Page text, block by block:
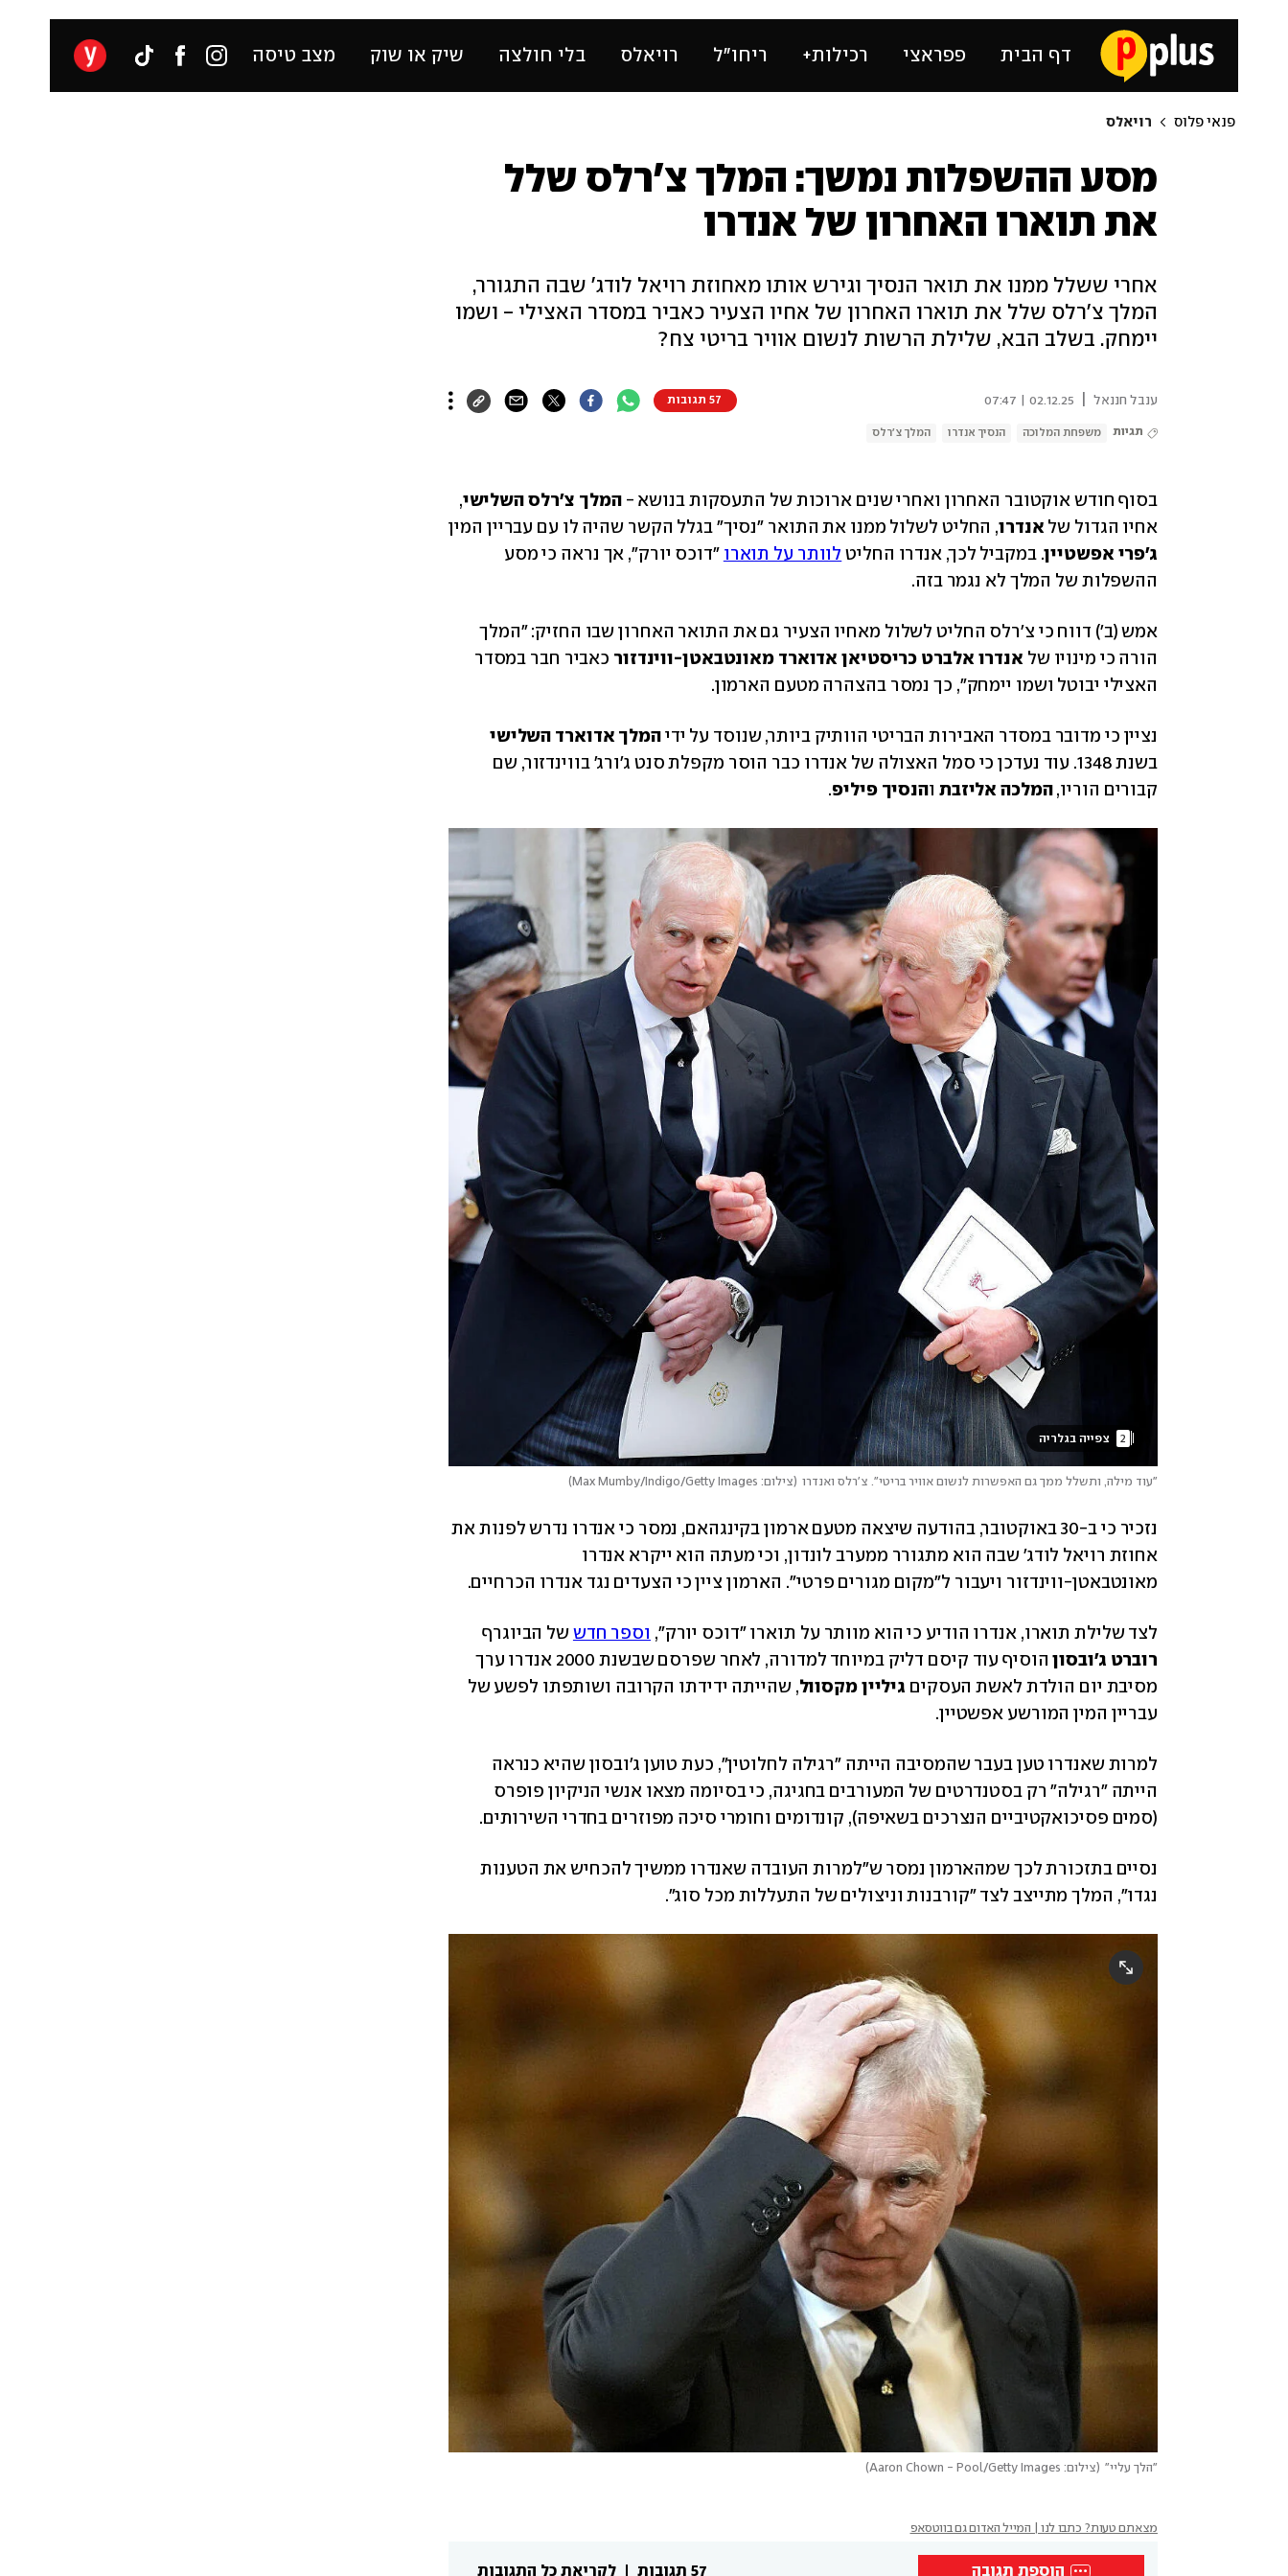
דף הבית פפראצי רכילות+ ריחו״ל רויאלס בלי חולצה שיק או שוק מצב טיסה
פנאי פלוס רויאלס
מסע ההשפלות נמשך: המלך צ'רלס שלל
את תוארו האחרון של אנדרו
אחרי ששלל ממנו את תואר הנסיך וגירש אותו מאחוזת רויאל לודג' שבה התגורר,
המלך צ'רלס שלל את תוארו האחרון של אחיו הצעיר כאביר במסדר האצילי - ושמו
יימחק. בשלב הבא, שלילת הרשות לנשום אוויר בריטי צח?
ענבל חננאל 02.12.25 | 07:47 57 תגובות
תגיות משפחת המלוכה הנסיך אנדרו המלך צ'רלס
בסוף חודש אוקטובר האחרון ואחרי שנים ארוכות של התעסקות בנושא - המלך צ'רלס השלישי
אחיו הגדול של אנדרו, החליט לשלול ממנו את התואר "נסיך" בגלל הקשר שהיה לו עם עבריין המין
ג'פרי אפשטיין. במקביל לכך, אנדרו החליט לוותר על תוארו
ההשפלות של המלך לא נגמר בזה.
אמש (ב') דווח כי צ'רלס החליט לשלול מאחיו הצעיר גם את התואר האחרון שבו החזיק: "המלך
הורה כי מינויו של אנדרו אלברט כריסטיאן אדוארד מאונטבאטן-ווינדזור
האצילי יבוטל ושמו יימחק", כך נמסר בהצהרה מטעם הארמון.
נציין כי מדובר במסדר האבירות הבריטי הוותיק ביותר, שנוסד על ידי המלך אדוארד השלישי
קבורים הוריו, המלכה אליזבת והנסיך פיליפ.
2
"עוד מילה, ותשלל ממך גם האפשרות לנשום אוויר בריטי". צ'רלס ואנדרו (צילום: Max Mumby/Indigo/Getty Images )
נזכיר כי ב-30 באוקטובר, בהודעה שיצאה מטעם ארמון בקינגהאם, נמסר כי אנדרו נדרש לפנות את
מאונטבאטן-ווינדזור ויעבור ל"מקום מגורים פרטי". הארמון ציין כי הצעדים נגד אנדרו הכרחיים.
לצד שלילת תוארו, אנדרו הודיע כי הוא מוותר על תוארו "דוכס יורק", וספר חדש של הביוגרף
רוברט ג'ובסון
מסיבת יום הולדת לאשת העסקים גיליין מקסוול
עבריין המין המורשע אפשטיין.
(סמים פסיכואקטיביים הנצרכים בשאיפה), קונדומים וחומרי סיכה מפוזרים בחדרי השירותים.
נסיים בתזכורת לכך שמהארמון נמסר ש"למרות העובדה שאנדרו ממשיך להכחיש את הטענות
נגדו", המלך מתייצב לצד "קורבנות וניצולים של התעללות מכל סוג".
"הלך עליי" (צילום: Aaron Chown - Pool/Getty Images )
מצאתם טעות? כתבו לנו | המייל האדום גם בווטסאפ
לקריאת כל התגובות 57 תגובות הוספת תגובה